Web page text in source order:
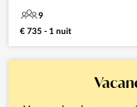
9
€ 735 - 1 nuit